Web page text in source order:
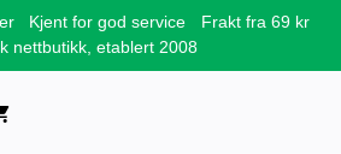
Kjent for god service
Frakt fra 69 kr
nettbutikk, etablert 2008